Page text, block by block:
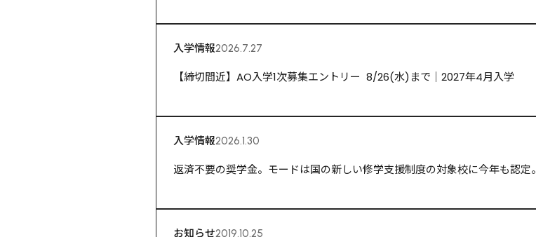
入学情報2026.7.27
【締切間近】AO入学1次募集エントリー  8/26(水)まで｜2027年4月入学
入学情報2026.1.30
返済不要の奨学金。モードは国の新しい修学支援制度の対象校に今年も認定。
お知らせ2019.10.25